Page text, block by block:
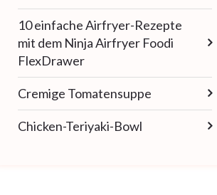
10 einfache Airfryer-Rezepte
mit dem Ninja Airfryer Foodi
FlexDrawer
Cremige Tomatensuppe
Chicken-Teriyaki-Bowl